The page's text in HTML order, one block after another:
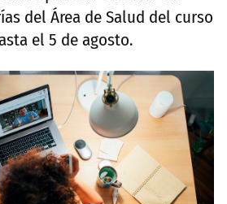
del Área de Salud del curso
el 5 de agosto.